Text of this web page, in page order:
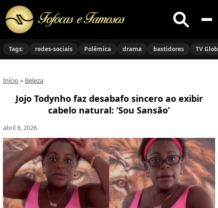
Buscar
no
Tags: redes-sociais Polêmica drama bastidores TV
Início » Beleza
Jojo Todynho faz desabafo sincero ao exibir
cabelo natural: ‘Sou Sansão’
abril 8, 2026